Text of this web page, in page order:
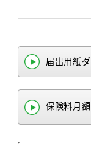
届出用紙
保険料月